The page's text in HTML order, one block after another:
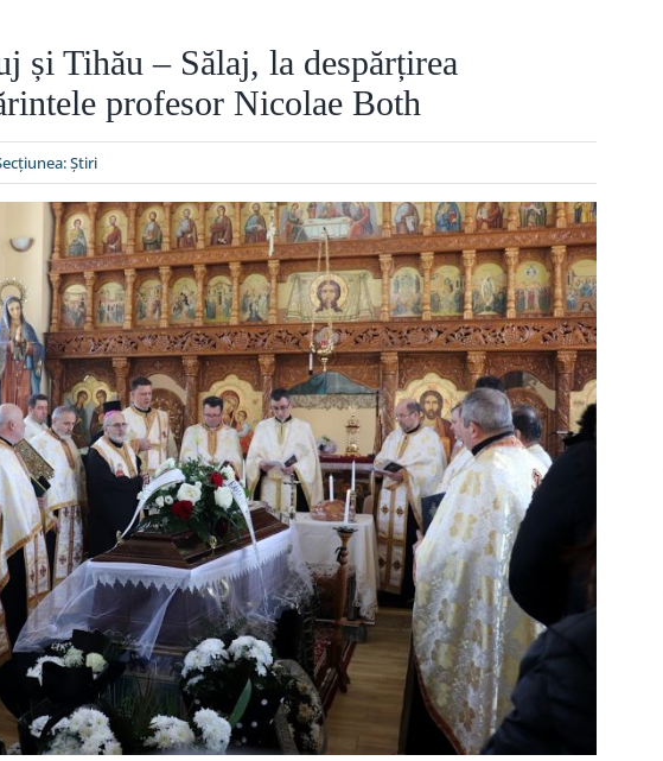
și Tihău – Sălaj, la despărțirea
profesor Nicolae Both
Ştiri